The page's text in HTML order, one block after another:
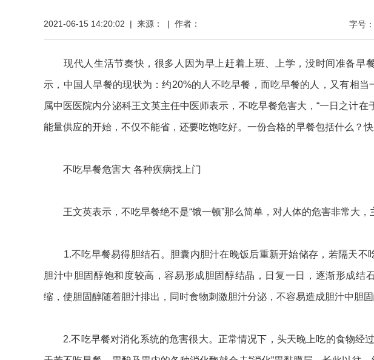
2021-06-15 14:20:02 | 来源： | 作者： 字号：
现代人生活节奏快，很多人因为早上赶着上班、上学，没时间准备早
示，中国人早餐的现状为：约20%的人不吃早餐，而吃早餐的人，又有相
属中医医院内分泌科王文英主任中医师表示，不吃早餐危害大，“一日之计在
能量供应的开始，不仅不能省，还要吃饱吃好。一份合格的早餐包括什么？快
不吃早餐危害大 各种疾病找上门
王文英表示，不吃早餐绝不是“饿一顿”那么简单，对人体的危害非常大，
1.不吃早餐易得胆结石。胆囊内胆汁在晚饭后重新开始储存，若隔天不
胆汁中胆固醇饱和度较高，容易形成胆固醇结晶，日复一日，逐渐形成结
缩，使胆固醇随着胆汁排出，同时食物刺激胆汁分泌，不容易造成胆汁中胆
2.不吃早餐对消化系统的危害很大。正常情况下，头天晚上吃的食物经